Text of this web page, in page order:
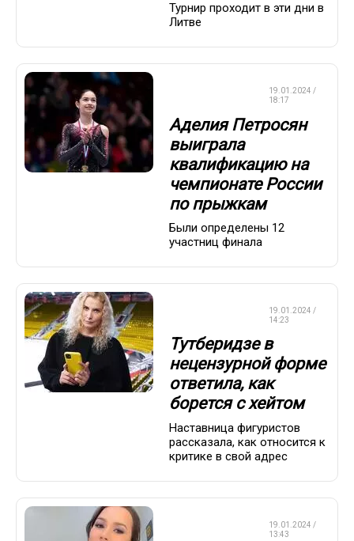
Турнир проходит в эти дни в
Литве
19.01.2024 /
18:17
Аделия Петросян
выиграла
квалификацию на
чемпионате России
по прыжкам
Были определены 12
участниц финала
19.01.2024 /
14:23
Тутберидзе в
нецензурной форме
ответила, как
борется с хейтом
Наставница фигуристов
рассказала, как относится к
критике в свой адрес
19.01.2024 /
13:43